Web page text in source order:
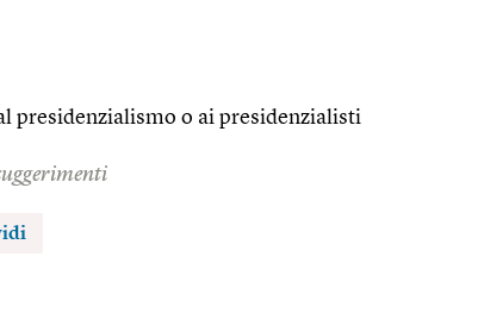
presidenzialismo o ai presidenzialisti